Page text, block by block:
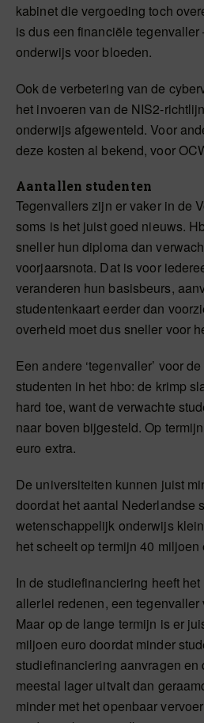
kabinet die vergoeding toch
is dus een financiële tegenvaller
onderwijs voor bloeden.
Ook de verbetering van de
het invoeren van de NIS2-
onderwijs afgewenteld. Voor
deze kosten al bekend, voor
Aantallen studenten
Tegenvallers zijn er vaker in de
soms is het juist goed nieuws.
sneller hun diploma dan
voorjaarsnota. Dat is voor
veranderen hun basisbeurs,
studentenkaart eerder dan
overheid moet dus sneller voor
Een andere ‘tegenvaller’ voor
studenten in het hbo: de krimp
hard toe, want de verwachte
naar boven bijgesteld. Op
euro extra.
De universiteiten kunnen juist
doordat het aantal Nederlandse
wetenschappelijk onderwijs
het scheelt op termijn 40 miljoen
In de studiefinanciering heeft
allerlei redenen, een
Maar op de lange termijn is er
miljoen euro doordat minder
studiefinanciering aanvragen en
meestal lager uitvalt dan
minder met het openbaar